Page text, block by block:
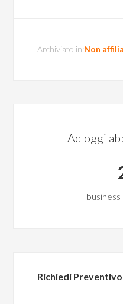
Archiviato in:Non
Ad oggi
Richiedi Preventivo